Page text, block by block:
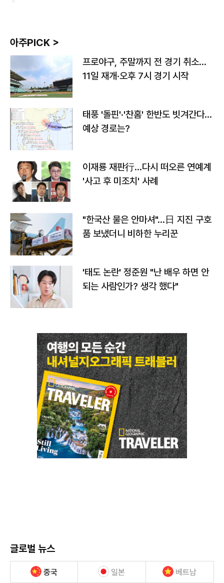
아주PICK >
프로야구, 주말까지 전 경기 취소…
11일 재개·오후 7시 경기 시작
태풍 '돌핀'·'찬홈' 한반도 빗겨간다…
예상 경로는?
이재룡 재판行…다시 떠오른 연예계
'사고 후 미조치' 사례
"한국산 물은 안마셔"…日 지진 구호
품 보냈더니 비하한 누리꾼
'태도 논란' 정준원 "난 배우 하면 안
되는 사람인가? 생각 했다"
글로벌 뉴스
중국 일본 베트남